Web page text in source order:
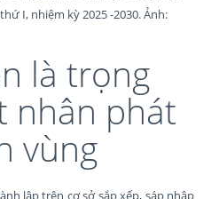
I, nhiệm kỳ 2025 -2030. Ảnh:
là trọng
nhân phát
vùng
lập trên cơ sở sắp xếp, sáp nhập